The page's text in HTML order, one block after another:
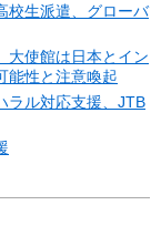
校生派遣、グローバ
大使館は日本とイン
能性と注意喚起
ラル対応支援、JTB